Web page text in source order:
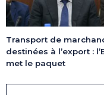
Transport de
destinées à l’export :
met le paquet